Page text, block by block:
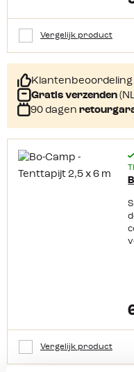
Vergelijk product
Klantenbeoordeling
Gratis verzenden
90 dagen
Vergelijk product